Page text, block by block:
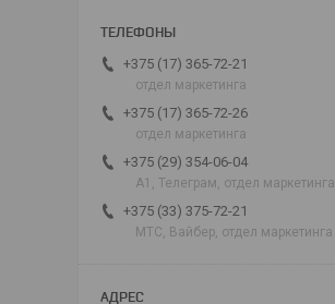
+375 (17) 365-72-21
отдел маркетинга
+375 (17) 365-72-26
отдел маркетинга
+375 (29) 354-06-04
А1, Телеграм, отдел маркетинга
+375 (33) 375-72-21
МТС, Вайбер, отдел маркетинга